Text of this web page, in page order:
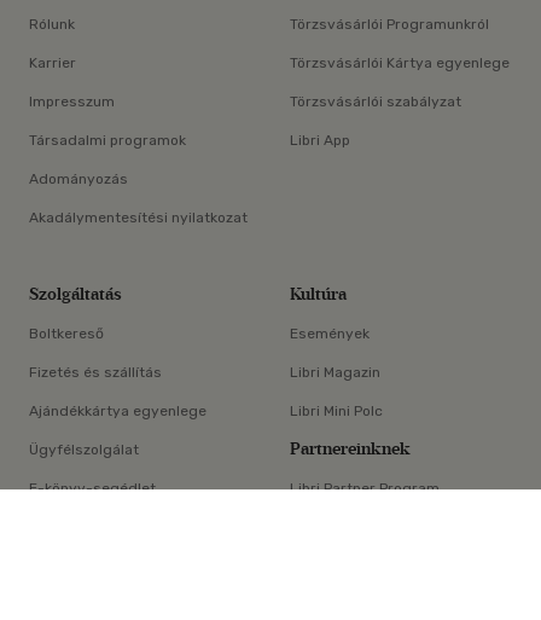
×
Rólunk
Karrier
Impresszum
Társadalmi programok
Adományozás
Akadálymentesítési nyilatkozat
Törzsvásárlói Programunkról
Törzsvásárlói Kártya egyenlege
Törzsvásárlói szabályzat
Libri App
Szolgáltatás
Boltkereső
Fizetés és szállítás
Ajándékkártya egyenlege
Ügyfélszolgálat
E-könyv-segédlet
Kultúra
Események
Libri Magazin
Libri Mini Polc
Partnereinknek
Libri Partner Program